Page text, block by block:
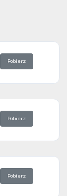
Pobierz
Pobierz
Pobierz